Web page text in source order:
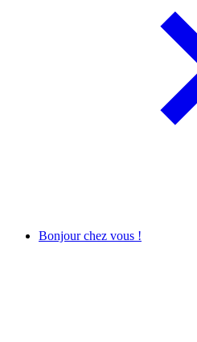
Bonjour chez vous !